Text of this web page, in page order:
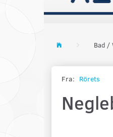
Bad /
Fra: Rörets